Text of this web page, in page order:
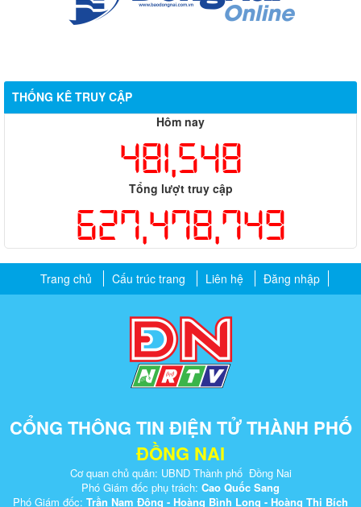
THỐNG KÊ TRUY CẬP
Hôm nay
481,548
Tổng lượt truy cập
627,478,749
Trang chủ Cấu trúc trang Liên hệ Đăng nhập
CỔNG THÔNG TIN ĐIỆN TỬ THÀNH PHỐ
ĐỒNG NAI
Cơ quan chủ quản: UBND Thành phố Đồng Nai
Phó Giám đốc phụ trách: Cao Quốc Sang
Phó Giám đốc: Trần Nam Đông - Hoàng Bình Long - Hoàng Thị Bích